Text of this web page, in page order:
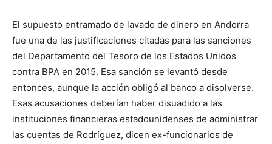
El supuesto entramado de lavado de dinero en Andorra
fue una de las justificaciones citadas para las sanciones
del Departamento del Tesoro de los Estados Unidos
contra BPA en 2015. Esa sanción se levantó desde
entonces, aunque la acción obligó al banco a disolverse.
Esas acusaciones deberían haber disuadido a las
instituciones financieras estadounidenses de administrar
las cuentas de Rodríguez, dicen ex-funcionarios de